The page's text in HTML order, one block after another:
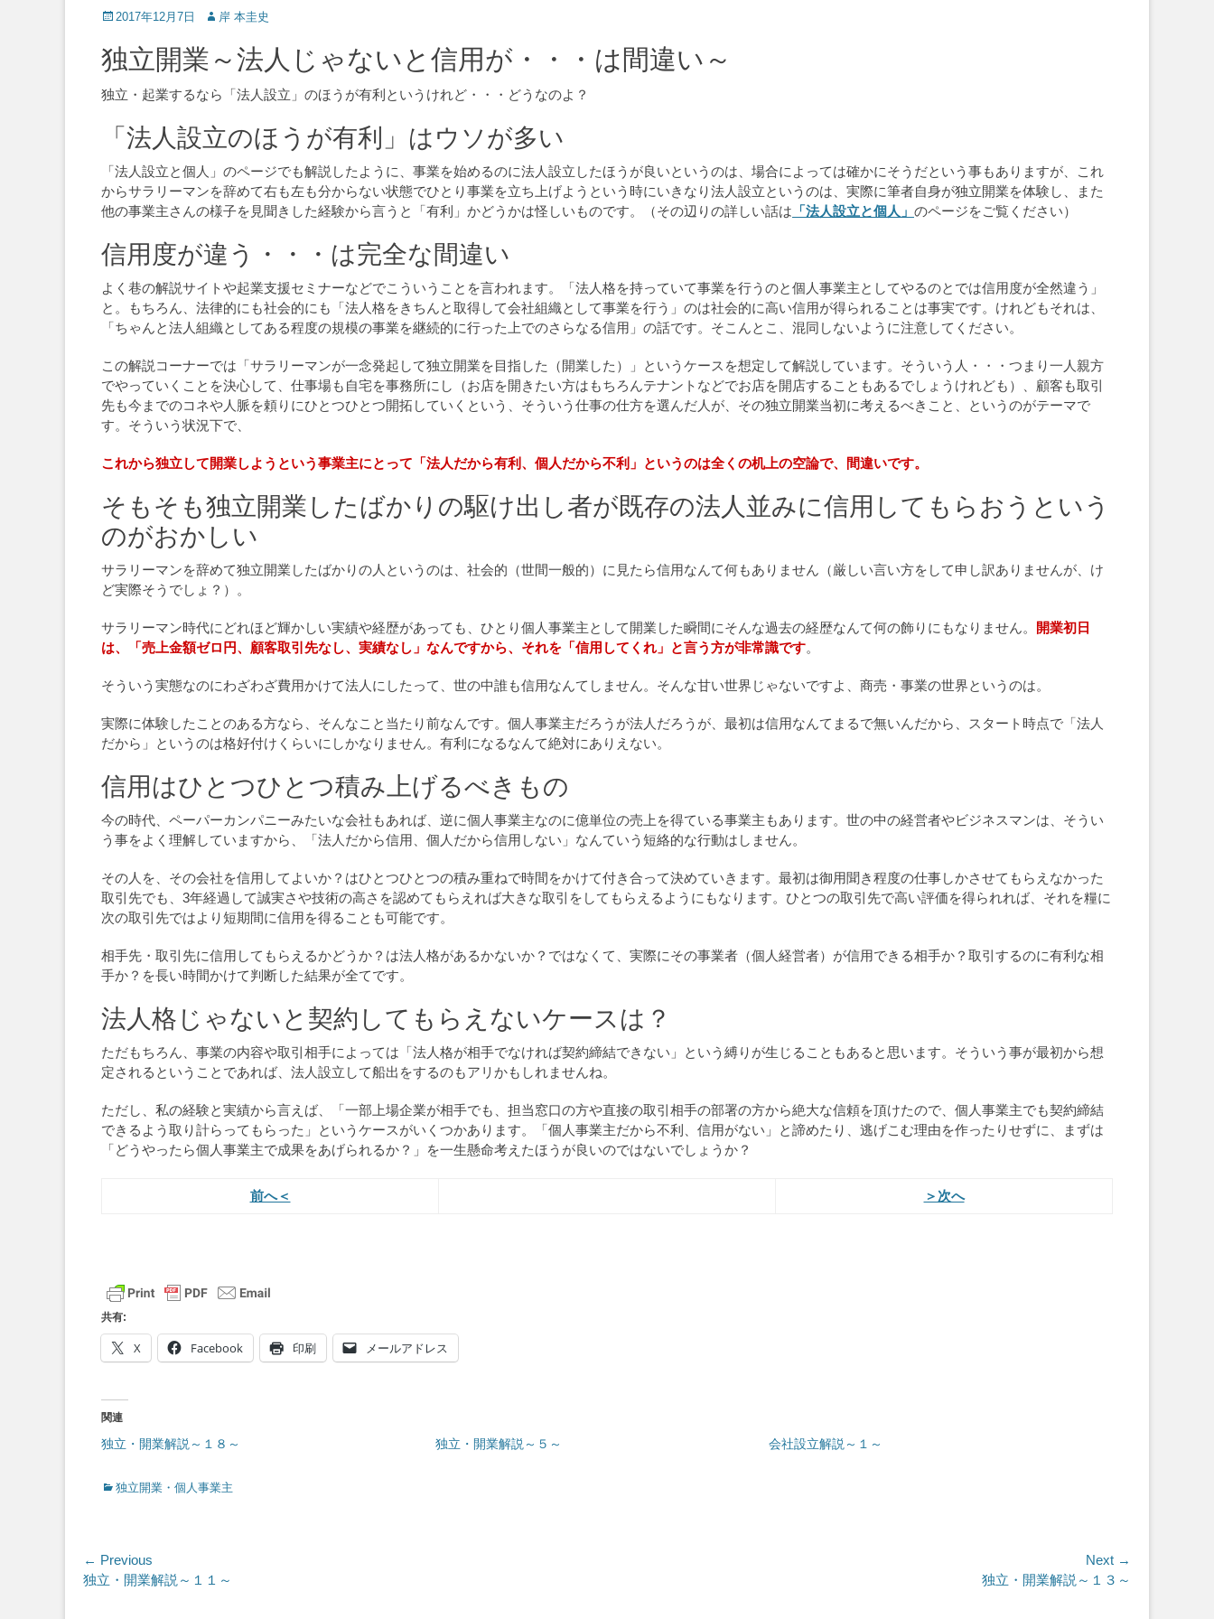
Posted
2017年12月7日 Author
岸 本圭史
独立開業～法人じゃないと信用が・・・は間違い～
独立・起業するなら「法人設立」のほうが有利というけれど・・・どうなのよ？
「法人設立のほうが有利」はウソが多い
「法人設立と個人」のページでも解説したように、事業を始めるのに法人設立したほうが良いというのは、場合によっては確かにそうだという事もありますが、これ
からサラリーマンを辞めて右も左も分からない状態でひとり事業を立ち上げようという時にいきなり法人設立というのは、実際に筆者自身が独立開業を体験し、また
他の事業主さんの様子を見聞きした経験から言うと「有利」かどうかは怪しいものです。（その辺りの詳しい話は 「法人設立と個人」 のページをご覧ください）
信用度が違う・・・は完全な間違い
よく巷の解説サイトや起業支援セミナーなどでこういうことを言われます。「法人格を持っていて事業を行うのと個人事業主としてやるのとでは信用度が全然違う」
と。もちろん、法律的にも社会的にも「法人格をきちんと取得して会社組織として事業を行う」のは社会的に高い信用が得られることは事実です。けれどもそれは、
「ちゃんと法人組織としてある程度の規模の事業を継続的に行った上でのさらなる信用」の話です。そこんとこ、混同しないように注意してください。
この解説コーナーでは「サラリーマンが一念発起して独立開業を目指した（開業した）」というケースを想定して解説しています。そういう人・・・つまり一人親方
でやっていくことを決心して、仕事場も自宅を事務所にし（お店を開きたい方はもちろんテナントなどでお店を開店することもあるでしょうけれども）、顧客も取引
先も今までのコネや人脈を頼りにひとつひとつ開拓していくという、そういう仕事の仕方を選んだ人が、その独立開業当初に考えるべきこと、というのがテーマで
す。そういう状況下で、
これから独立して開業しようという事業主にとって「法人だから有利、個人だから不利」というのは全くの机上の空論で、間違いです。
そもそも独立開業したばかりの駆け出し者が既存の法人並みに信用してもらおうという
のがおかしい
サラリーマンを辞めて独立開業したばかりの人というのは、社会的（世間一般的）に見たら信用なんて何もありません（厳しい言い方をして申し訳ありませんが、け
ど実際そうでしょ？）。
サラリーマン時代にどれほど輝かしい実績や経歴があっても、ひとり個人事業主として開業した瞬間にそんな過去の経歴なんて何の飾りにもなりません。
開業初日
は、「売上金額ゼロ円、顧客取引先なし、実績なし」なんですから、それを「信用してくれ」と言う方が非常識です。
そういう実態なのにわざわざ費用かけて法人にしたって、世の中誰も信用なんてしません。そんな甘い世界じゃないですよ、商売・事業の世界というのは。
実際に体験したことのある方なら、そんなこと当たり前なんです。個人事業主だろうが法人だろうが、最初は信用なんてまるで無いんだから、スタート時点で「法人
だから」というのは格好付けくらいにしかなりません。有利になるなんて絶対にありえない。
信用はひとつひとつ積み上げるべきもの
今の時代、ペーパーカンパニーみたいな会社もあれば、逆に個人事業主なのに億単位の売上を得ている事業主もあります。世の中の経営者やビジネスマンは、そうい
う事をよく理解していますから、「法人だから信用、個人だから信用しない」なんていう短絡的な行動はしません。
その人を、その会社を信用してよいか？はひとつひとつの積み重ねで時間をかけて付き合って決めていきます。最初は御用聞き程度の仕事しかさせてもらえなかった
取引先でも、3年経過して誠実さや技術の高さを認めてもらえれば大きな取引をしてもらえるようにもなります。ひとつの取引先で高い評価を得られれば、それを糧に
次の取引先ではより短期間に信用を得ることも可能です。
相手先・取引先に信用してもらえるかどうか？は法人格があるかないか？ではなくて、実際にその事業者（個人経営者）が信用できる相手か？取引するのに有利な相
手か？を長い時間かけて判断した結果が全てです。
法人格じゃないと契約してもらえないケースは？
ただもちろん、事業の内容や取引相手によっては「法人格が相手でなければ契約締結できない」という縛りが生じることもあると思います。そういう事が最初から想
定されるということであれば、法人設立して船出をするのもアリかもしれませんね。
ただし、私の経験と実績から言えば、「一部上場企業が相手でも、担当窓口の方や直接の取引相手の部署の方から絶大な信頼を頂けたので、個人事業主でも契約締結
できるよう取り計らってもらった」というケースがいくつかあります。「個人事業主だから不利、信用がない」と諦めたり、逃げこむ理由を作ったりせずに、まずは
「どうやったら個人事業主で成果をあげられるか？」を一生懸命考えたほうが良いのではないでしょうか？
前へ＜ ＞次へ
共有:
X Facebook 印刷 メールアドレス
関連
独立・開業解説～１８～ 独立・開業解説～５～ 会社設立解説～１～
Categories
独立開業・個人事業主
投
稿
← Previous
Previous
独立・開業解説～１１～
Next →
独立・開業解説～１３～